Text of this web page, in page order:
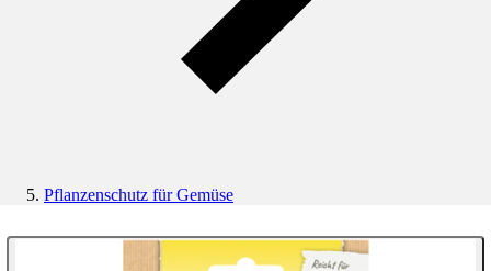
Pflanzenschutz für Gemüse